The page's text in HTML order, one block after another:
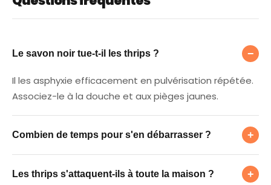
Le savon noir tue-t-il les thrips ? −
Il les asphyxie efficacement en pulvérisation répétée.
Associez-le à la douche et aux pièges jaunes.
Combien de temps pour s'en débarrasser ?
Combien de temps pour s'en débarrasser ? +
hebdomadaire pour casser le cycle de reproduction.
Les thrips s'attaquent-ils à toute la maison
Les thrips s'attaquent-ils à toute la maison ? +